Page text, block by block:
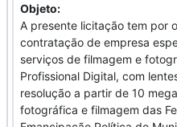
Objeto:
A presente licitação tem por
contratação de empresa
serviços de filmagem e
Profissional Digital, com
resolução a partir de 10
fotográfica e filmagem das